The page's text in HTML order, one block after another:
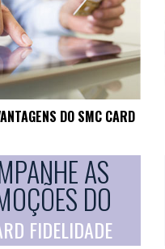
DO SMC CARD
AS
DO
FIDELIDADE